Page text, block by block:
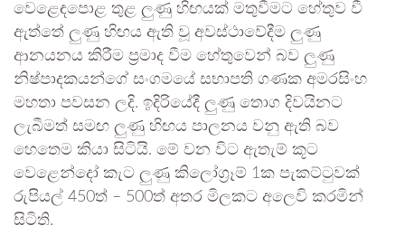
වෙළෙඳපොළ තුළ ලුණු හිඟයක් මතුවීමට හේතුව වී
ඇත්තේ ලුණු හිඟය ඇති වූ අවස්ථාවේදීම ලුණු
ආනයනය කිරීම ප්‍රමාද වීම හේතුවෙන් බව ලුණු
නිෂ්පාදකයන්ගේ සංගමයේ සභාපති ගණක අමරසිංහ
මහතා පවසන ලදි. ඉදිරියේදී ලුණු තොග දිවයිනට
ලැබීමත් සමඟ ලුණු හිඟය පාලනය වනු ඇති බව
හෙතෙම කියා සිටියි. මේ වන විට ඇතැම් කූට
වෙළෙන්දෝ කැට ලුණු කිලෝග්‍රෑම් 1ක පැකට්ටුවක්
රුපියල් 450ත් – 500ත් අතර මිලකට අලෙවි කරමින්
සිටිති.